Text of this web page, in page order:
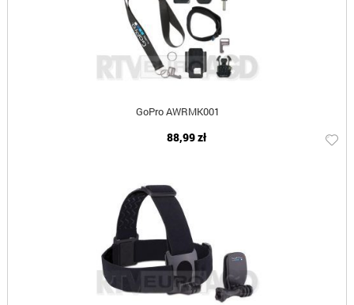
GoPro AWRMK001
88,99 zł